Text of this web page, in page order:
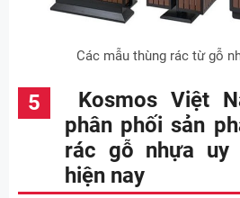
Các mẫu thùng rác từ gỗ
Kosmos Việt
phân phối sản
rác gỗ nhựa uy
hiện nay